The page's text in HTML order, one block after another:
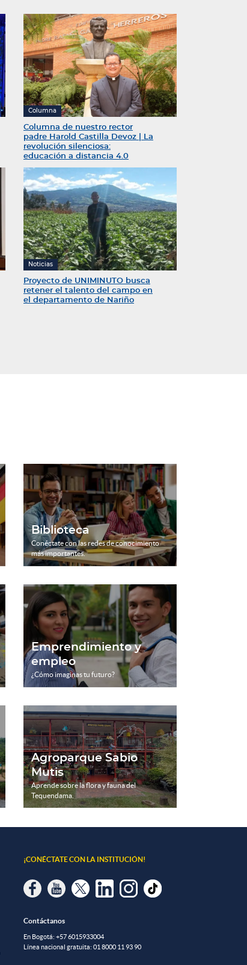
Columna
Columna de nuestro rector
padre Harold Castilla Devoz | La
revolución silenciosa:
educación a distancia 4.0
Noticias
Proyecto de UNIMINUTO busca
retener el talento del campo en
el departamento de Nariño
Biblioteca
Conéctate con las redes de conocimiento
más importantes.
Emprendimiento y
empleo
¿Cómo imaginas tu futuro?
Agroparque Sabio
Mutis
Aprende sobre la flora y fauna del
Tequendama.
¡CONÉCTATE CON LA INSTITUCIÓN!
Contáctanos
En Bogotá: +57 6015933004
Línea nacional gratuita: 01 8000 11 93 90